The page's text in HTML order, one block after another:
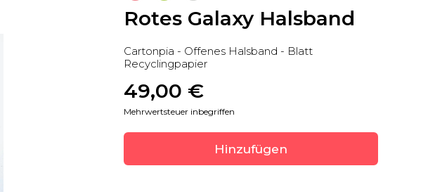
Rotes Galaxy Halsband
Cartonpia - Offenes Halsband - Blatt
Recyclingpapier
49,00 €
Mehrwertsteuer inbegriffen
Hinzufügen